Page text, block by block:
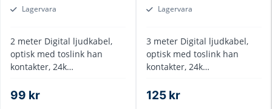
Lagervara
2 meter Digital ljudkabel,
optisk med toslink han
kontakter, 24k
dragavlastade kontakter
99 kr
Lagervara
3 meter Digital ljudkabel,
optisk med toslink han
kontakter, 24k
dragavlastade kontakter
125 kr